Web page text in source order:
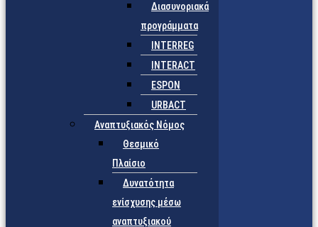
Διασυνοριακά
προγράμματα
INTERREG
INTERACT
ESPON
URBACT
Αναπτυξιακός Νόμος
Θεσμικό
Πλαίσιο
Δυνατότητα
ενίσχυσης μέσω
αναπτυξιακού